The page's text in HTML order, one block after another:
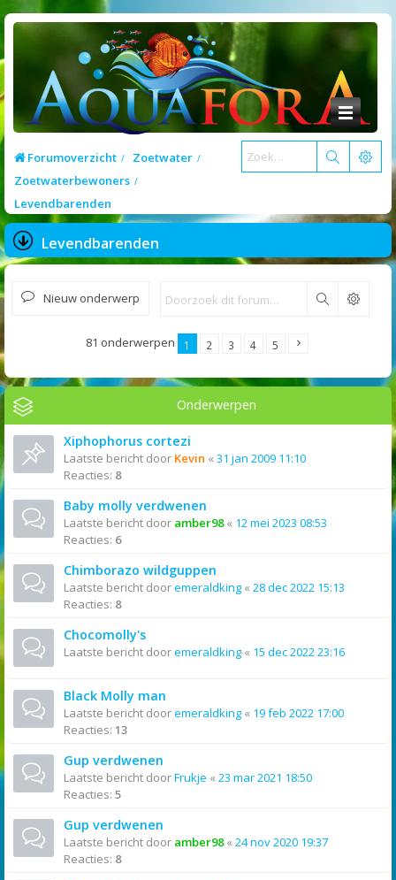
Forumoverzicht
Zoetwater
Zoetwaterbewoners
Levendbarenden
Levendbarenden
Nieuw onderwerp Zoek
81 onderwerpen 1 2 3 4 5
Onderwerpen
Xiphophorus cortezi
Laatste bericht door Kevin « 31 jan 2009 11:10
Reacties: 8
Baby molly verdwenen
Laatste bericht door amber98« 12 mei 2023 08:53
Reacties: 6
Chimborazo wildguppen
Laatste bericht dooremeraldking « 28 dec 2022 15:13
Reacties: 8
Chocomolly's
Laatste bericht dooremeraldking « 15 dec 2022 23:16
Black Molly man
Laatste bericht dooremeraldking « 19 feb 2022 17:00
Reacties: 13
Gup verdwenen
Laatste bericht doorFrukje « 23 mar 2021 18:50
Reacties: 5
Gup verdwenen
Laatste bericht door amber98« 24 nov 2020 19:37
Reacties: 8